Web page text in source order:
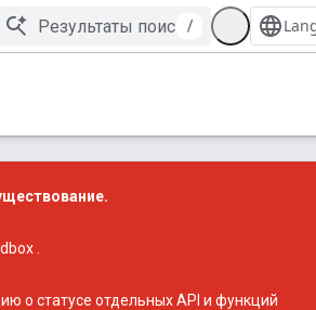
/
о статусе отдельных API и функций